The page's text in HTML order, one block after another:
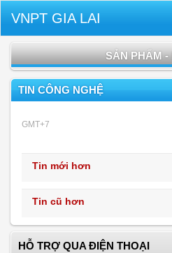
VNPT GIA LAI
SẢN PHẨM -
TIN CÔNG NGHỆ
GMT+7
Tin mới hơn
Tin cũ hơn
HỖ TRỢ QUA ĐIỆN THOẠI